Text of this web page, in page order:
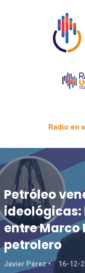
Radio en
Petróleo
entre Marco
petrolero
Javier Pérez 16-12-